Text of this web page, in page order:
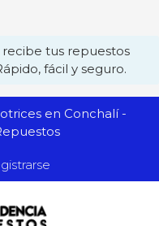
recibe tus repuestos
fácil y seguro.
en Conchalí -